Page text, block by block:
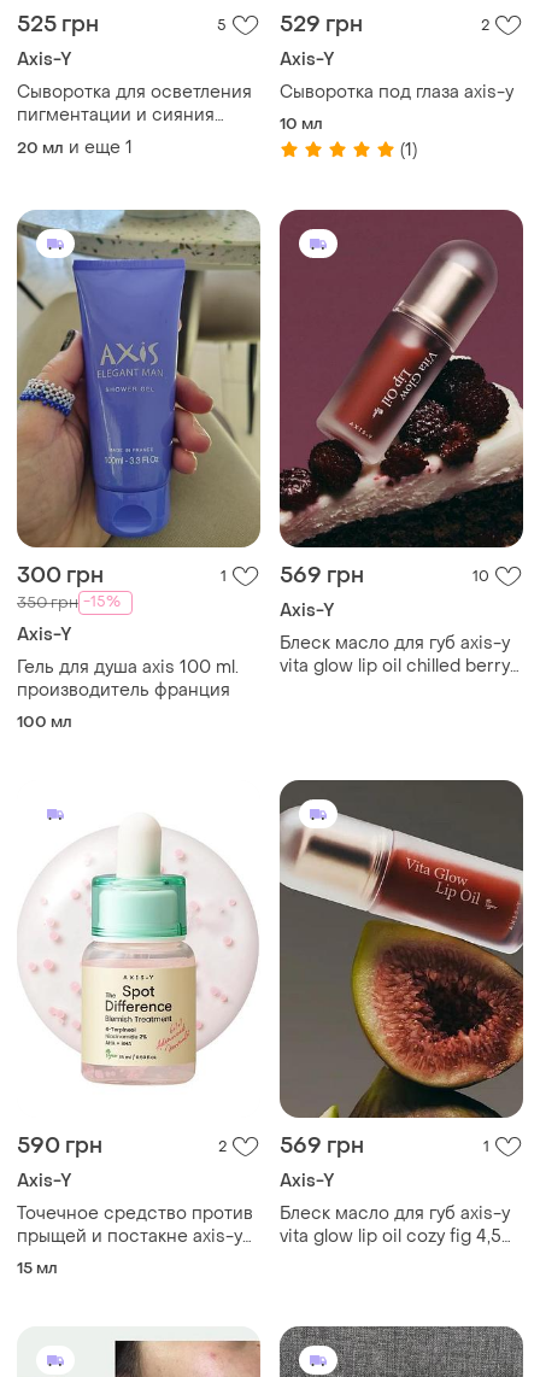
525 грн 5
Axis-Y
Сыворотка для осветления
пигментации и сияния
кожи axis-y dark spot
correcting glow serum 20 ml
20 мл и еще 1
529 грн 2
Axis-Y
Сыворотка под глаза axis-y
10 мл
(1)
300 грн 1
350 грн -15%
Axis-Y
Гель для душа axis 100 ml.
производитель франция
100 мл
569 грн 10
Axis-Y
Блеск масло для губ axis-y
vita glow lip oil chilled berry
590 грн 2
Axis-Y
Точечное средство против
прыщей и постакне axis-y
spot the difference blemish
15 мл
569 грн 1
Axis-Y
Блеск масло для губ axis-y
vita glow lip oil cozy fig 4,5